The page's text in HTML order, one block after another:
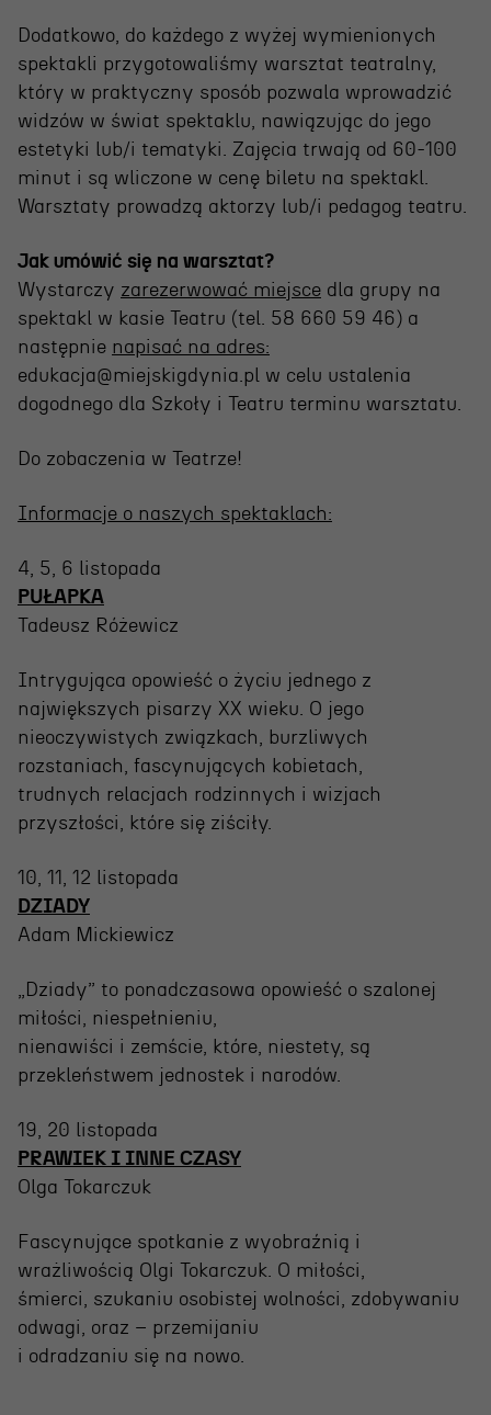
Sponsorzy
Kontakt & Zespół
Edukacja
Wydarzenia
Oferta edukacyjna
Polecamy
OSIECKA. ARCHIPELAGI
reż. Jacek Bała
Dodatkowo, do każdego z wyżej wymienionych
spektakli przygotowaliśmy warsztat teatralny,
który w praktyczny sposób pozwala wprowadzić
widzów w świat spektaklu, nawiązując do jego
estetyki lub/i tematyki. Zajęcia trwają od 60-100
minut i są wliczone w cenę biletu na spektakl.
Warsztaty prowadzą aktorzy lub/i pedagog teatru.
Jak umówić się na warsztat?
Wystarczy zarezerwować miejsce dla grupy na
spektakl w kasie Teatru (tel. 58 660 59 46) a
następnie napisać na adres:
edukacja@miejskigdynia.pl w celu ustalenia
dogodnego dla Szkoły i Teatru terminu warsztatu.
Do zobaczenia w Teatrze!
Informacje o naszych spektaklach:
4, 5, 6 listopada
PUŁAPKA
Tadeusz Różewicz
Intrygująca opowieść o życiu jednego z
największych pisarzy XX wieku. O jego
nieoczywistych związkach, burzliwych
rozstaniach, fascynujących kobietach,
trudnych relacjach rodzinnych i wizjach
przyszłości, które się ziściły.
10, 11, 12 listopada
DZIADY
Adam Mickiewicz
„Dziady” to ponadczasowa opowieść o szalonej
miłości, niespełnieniu,
nienawiści i zemście, które, niestety, są
przekleństwem jednostek i narodów.
19, 20 listopada
PRAWIEK I INNE CZASY
Olga Tokarczuk
Fascynujące spotkanie z wyobraźnią i
wrażliwością Olgi Tokarczuk. O miłości,
śmierci, szukaniu osobistej wolności, zdobywaniu
odwagi, oraz – przemijaniu
i odradzaniu się na nowo.